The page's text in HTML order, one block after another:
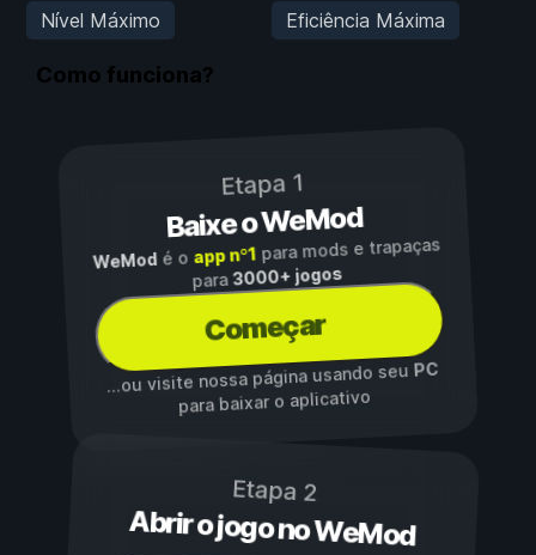
Nível Máximo
Eficiência Máxima
Como funciona?
Etapa 1
Baixe o WeMod
WeModé o app nº1para mods e trapaças
para3000+ jogos
Começar
...ou visite nossa página usando seuPC
para baixar o aplicativo
Etapa 2
Abrir o jogo no WeMod